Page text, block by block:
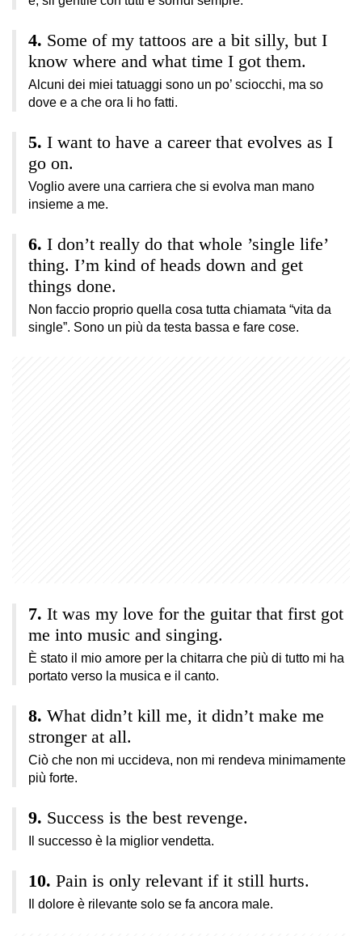
Some of my tattoos are a bit silly, but I
know where and what time I got them.
Alcuni dei miei tatuaggi sono un po’ sciocchi, ma so
dove e a che ora li ho fatti.
I want to have a career that evolves as I
go on.
Voglio avere una carriera che si evolva man mano
insieme a me.
I don’t really do that whole ’single life’
thing. I’m kind of heads down and get
things done.
Non faccio proprio quella cosa tutta chiamata “vita da
single”. Sono un più da testa bassa e fare cose.
It was my love for the guitar that first got
me into music and singing.
È stato il mio amore per la chitarra che più di tutto mi ha
portato verso la musica e il canto.
What didn’t kill me, it didn’t make me
stronger at all.
Ciò che non mi uccideva, non mi rendeva minimamente
più forte.
Success is the best revenge.
Il successo è la miglior vendetta.
Pain is only relevant if it still hurts.
Il dolore è rilevante solo se fa ancora male.